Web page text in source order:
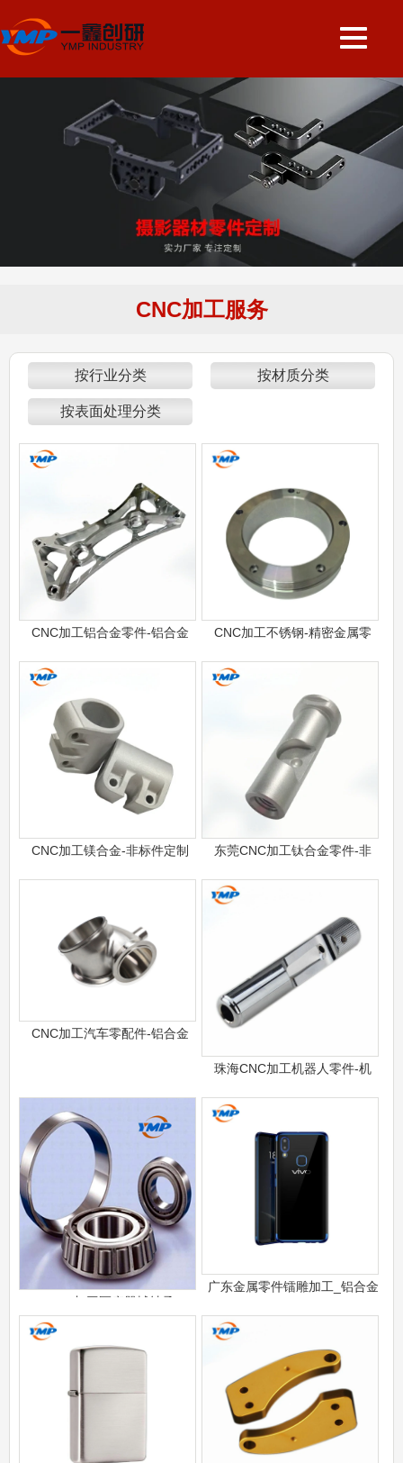
CNC加工服务
按行业分类 按材质分类
按表面处理分类
CNC加工铝合金零件-铝合金 CNC加工不锈钢-精密金属零
CNC加工镁合金-非标件定制 东莞CNC加工钛合金零件-非
CNC加工汽车零配件-铝合金
珠海CNC加工机器人零件-机
CNC加工医疗器械轴承
广东金属零件镭雕加工_铝合金